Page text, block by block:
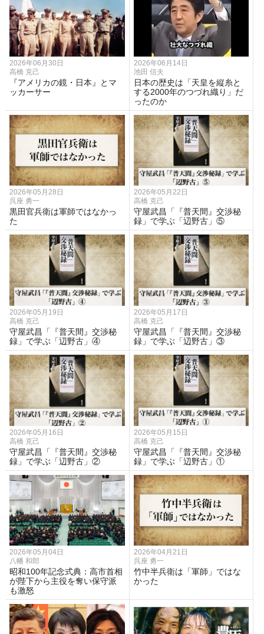
2026年06月30日
高橋 克己
『アメリカの鏡・日本』とマ
ッカーサー
2026年06月14日
池田 信夫
日本の歴史は「天皇を縦糸と
する2000年のつづれ織り」だ
ったのか
2026年05月28日
呉座 勇一
黒田官兵衛は軍師ではなかっ
た
2026年05月22日
高橋 克己
守屋武昌「『普天間』交渉秘
録」で学ぶ「辺野古」⑤
2026年05月19日
高橋 克己
守屋武昌「『普天間』交渉秘
録」で学ぶ「辺野古」④
2026年05月17日
高橋 克己
守屋武昌「『普天間』交渉秘
録」で学ぶ「辺野古」③
2026年05月16日
高橋 克己
守屋武昌「『普天間』交渉秘
録」で学ぶ「辺野古」②
2026年05月15日
高橋 克己
守屋武昌「『普天間』交渉秘
録」で学ぶ「辺野古」①
2026年05月04日
八幡 和郎
昭和100年記念式典：高市首相
が陛下から主役を奪い保守派
も激怒
2026年04月21日
呉座 勇一
竹中半兵衛は「軍師」ではな
かった